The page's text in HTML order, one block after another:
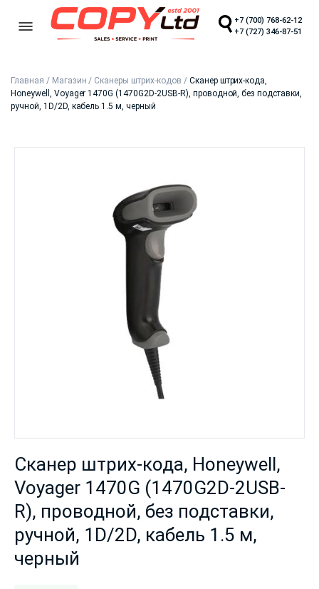
+7 (700) 768-62-12
+7 (727) 346-87-51
Главная / Магазин / Сканеры штрих-кодов / Сканер штрих-кода,
Honeywell, Voyager 1470G (1470G2D-2USB-R), проводной, без подставки,
ручной, 1D/2D, кабель 1.5 м, черный
Сканер штрих-кода, Honeywell,
Voyager 1470G (1470G2D-2USB-
R), проводной, без подставки,
ручной, 1D/2D, кабель 1.5 м,
черный